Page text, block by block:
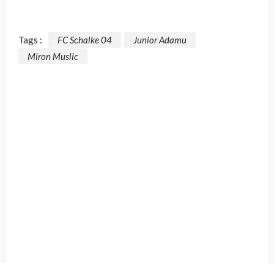
Tags : FC Schalke 04
Junior Adamu
Miron Muslic